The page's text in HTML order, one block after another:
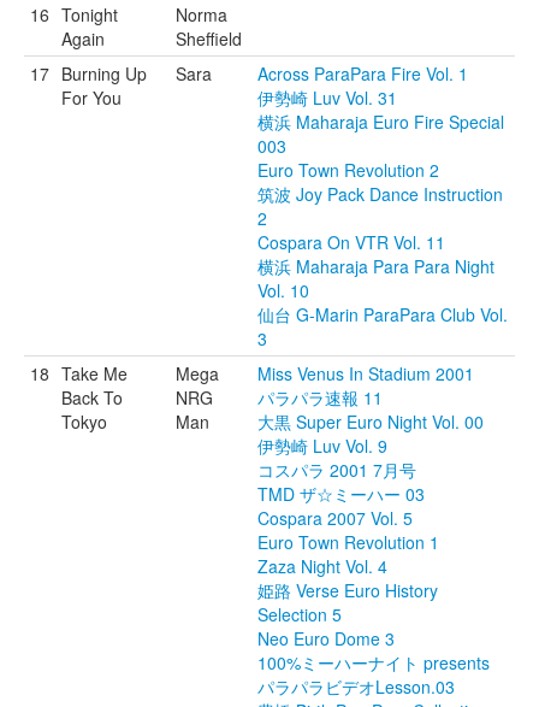
16 Tonight
Again
Norma
Sheffield
17 Burning Up
For You
Sara
Across ParaPara Fire Vol. 1
伊勢崎 Luv Vol. 31
横浜 Maharaja Euro Fire Special
003
Euro Town Revolution 2
筑波 Joy Pack Dance Instruction
2
Cospara On VTR Vol. 11
横浜 Maharaja Para Para Night
Vol. 10
仙台 G-Marin ParaPara Club Vol.
3
18 Take Me
Back To
Tokyo
Mega
NRG
Man
Miss Venus In Stadium 2001
パラパラ速報 11
大黒 Super Euro Night Vol. 00
伊勢崎 Luv Vol. 9
コスパラ 2001 7月号
TMD ザ☆ミーハー 03
Cospara 2007 Vol. 5
Euro Town Revolution 1
Zaza Night Vol. 4
姫路 Verse Euro History
Selection 5
Neo Euro Dome 3
100%ミーハーナイト presents
パラパラビデオLesson.03